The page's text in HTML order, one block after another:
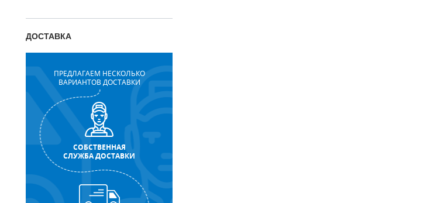
ДОСТАВКА
ПРЕДЛАГАЕМ НЕСКОЛЬКО
ВАРИАНТОВ ДОСТАВКИ
СОБСТВЕННАЯ
СЛУЖБА ДОСТАВКИ